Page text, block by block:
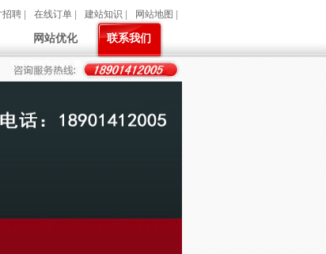
招聘| 在线订单| 建站知识 网站地图
网站优化 联系我们